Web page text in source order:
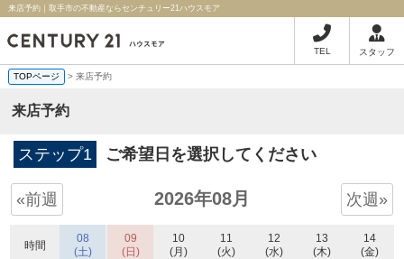
来店予約｜取手市の不動産ならセンチュリー21ハウスモア
TEL スタッフ
TOPページ > 来店予約
来店予約
ステップ1 ご希望日を選択してください
«前週 2026年08月 次週»
時間
08
(土)
09
(日)
10
(月)
11
(火)
12
(水)
13
(木)
14
(金)